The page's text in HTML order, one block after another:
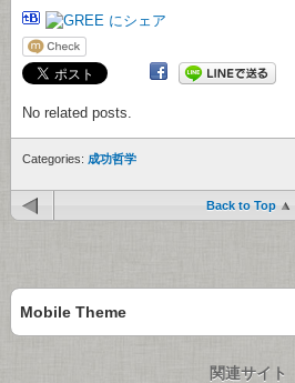
No related posts.
Categories: 成功哲学
Back to Top
Mobile Theme
関連サイト